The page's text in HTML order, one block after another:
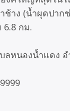
าง (น้ำผุดปาก
6.8 กม.
หนองน้ำแดง อ